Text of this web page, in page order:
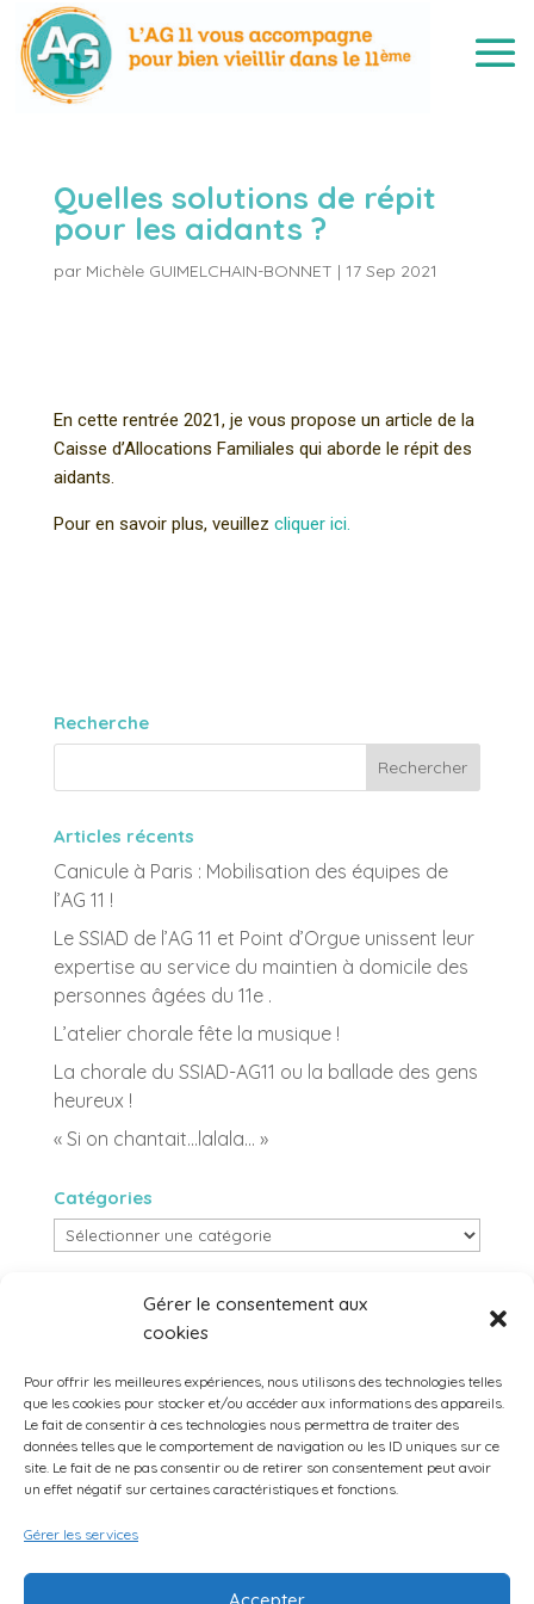
Gérer le consentement aux
cookies
Pour offrir les meilleures expériences, nous utilisons des technologies telles
que les cookies pour stocker et/ou accéder aux informations des appareils.
Le fait de consentir à ces technologies nous permettra de traiter des
données telles que le comportement de navigation ou les ID uniques sur ce
site. Le fait de ne pas consentir ou de retirer son consentement peut avoir
un effet négatif sur certaines caractéristiques et fonctions.
Gérer les services
Accepter
Quelles solutions de répit
pour les aidants ?
par Michèle GUIMELCHAIN-BONNET | 17 Sep 2021
En cette rentrée 2021, je vous propose un article de la
Caisse d’Allocations Familiales qui aborde le répit des
aidants.
Pour en savoir plus, veuillez cliquer ici.
Recherche
Articles récents
Canicule à Paris : Mobilisation des équipes de
l’AG 11 !
Le SSIAD de l’AG 11 et Point d’Orgue unissent leur
expertise au service du maintien à domicile des
personnes âgées du 11e .
L’atelier chorale fête la musique !
La chorale du SSIAD-AG11 ou la ballade des gens
heureux !
« Si on chantait…lalala… »
Catégories
Catégories
←Article précédent Article suivant →